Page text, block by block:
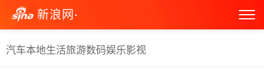
新浪网·
汽车本地生活旅游数码娱乐影视